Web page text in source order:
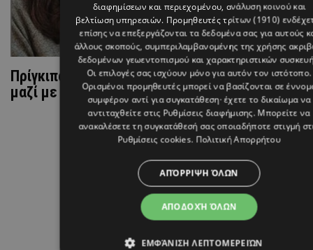
Πρίγκιπας William και Catherine Middleton:
μαζί με τα παιδιά τους
διαφημίσεων και περιεχομένου, ανάλυση κοινού και
βελτίωση υπηρεσιών. Προμηθευτές τρίτων (1910)
επίσης να επεξεργάζονται τα δεδομένα σας για αυτούς
άλλους σκοπούς, συμπεριλαμβανομένης της χρήσης
δεδομένων γεωεντοπισμού και χαρακτηριστικών
Οι επιλογές σας ισχύουν μόνο για αυτόν τον ιστότοπο.
Ορισμένοι προμηθευτές μπορεί να βασίζονται σε
συμφέρον αντί για συγκατάθεση· έχετε το δικαίωμα να
αντιταχθείτε στις Ρυθμίσεις διαφήμισης. Μπορείτε να
ανακαλέσετε τη συγκατάθεσή σας οποιαδήποτε στιγμή
Ρυθμίσεις cookies. Πολιτική Απορρήτου
ΑΠΟΔΟΧΉ ΌΛΩΝ
ΑΠΌΡΡΙΨΗ ΌΛΩΝ
ΕΜΦΆΝΙΣΗ ΛΕΠΤΟΜΕΡΕΙΏΝ